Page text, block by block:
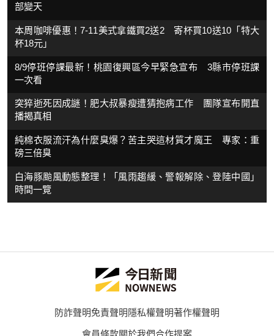
部變天
本周咖啡優惠！7-11美式拿鐵買2送2 寄杯買10送10「特大
杯18元」
8/9停班停課最新！桃園復興區今早緊急宣布 3縣市停班課
一次看
突猝逝死因成謎！肥大叔暴瘦遭猜抱病工作 團隊宣布開直
播揭真相
純棉衣服流汗為什麼臭爆？苦主哭這材質才魔王 專家：重
磅三倍臭
白海豚颱風動態整理！「風雨趨緩、警報解除、登陸中國」
時間一覽
防詐聲明免責聲明隱私權聲明著作權聲明